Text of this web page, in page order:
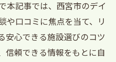
本記事では、西宮市のデイ
や口コミに焦点を当て、リ
安心できる施設選びのコツ
信頼できる情報をもとに自